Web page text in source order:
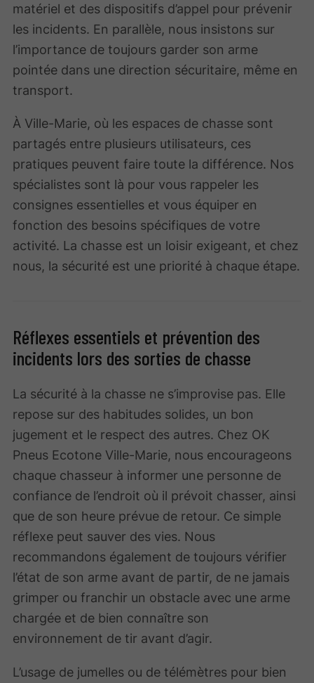
matériel et des dispositifs d’appel pour prévenir
les incidents. En parallèle, nous insistons sur
l’importance de toujours garder son arme
pointée dans une direction sécuritaire, même en
transport.
À Ville-Marie, où les espaces de chasse sont
partagés entre plusieurs utilisateurs, ces
pratiques peuvent faire toute la différence. Nos
spécialistes sont là pour vous rappeler les
consignes essentielles et vous équiper en
fonction des besoins spécifiques de votre
activité. La chasse est un loisir exigeant, et chez
nous, la sécurité est une priorité à chaque étape.
Réflexes essentiels et prévention des
incidents lors des sorties de chasse
La sécurité à la chasse ne s’improvise pas. Elle
repose sur des habitudes solides, un bon
jugement et le respect des autres. Chez OK
Pneus Ecotone Ville-Marie, nous encourageons
chaque chasseur à informer une personne de
confiance de l’endroit où il prévoit chasser, ainsi
que de son heure prévue de retour. Ce simple
réflexe peut sauver des vies. Nous
recommandons également de toujours vérifier
l’état de son arme avant de partir, de ne jamais
grimper ou franchir un obstacle avec une arme
chargée et de bien connaître son
environnement de tir avant d’agir.
L’usage de jumelles ou de télémètres pour bien